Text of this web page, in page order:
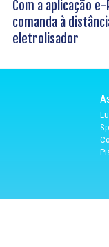
Com a aplicação e-
comanda à
eletrolisador